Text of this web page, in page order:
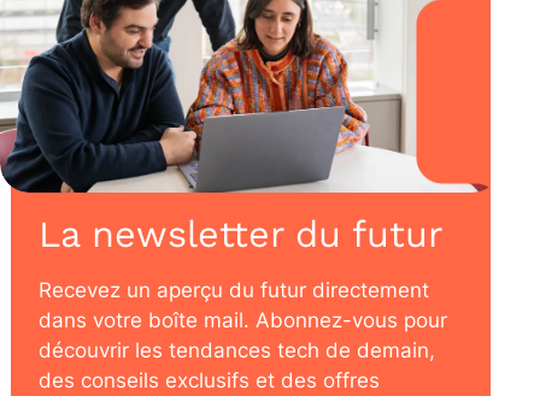
La newsletter du futur
Recevez un aperçu du futur directement
dans votre boîte mail. Abonnez-vous pour
découvrir les tendances tech de demain,
des conseils exclusifs et des offres